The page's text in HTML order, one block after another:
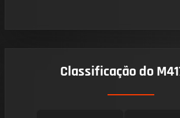
Classificação do